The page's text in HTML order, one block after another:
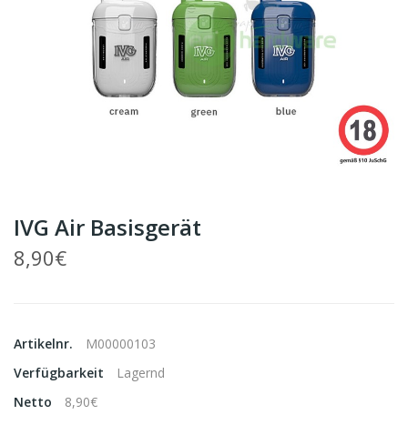
IVG Air Basisgerät
8,90€
Artikelnr.
M00000103
Verfügbarkeit
Lagernd
Netto
8,90€